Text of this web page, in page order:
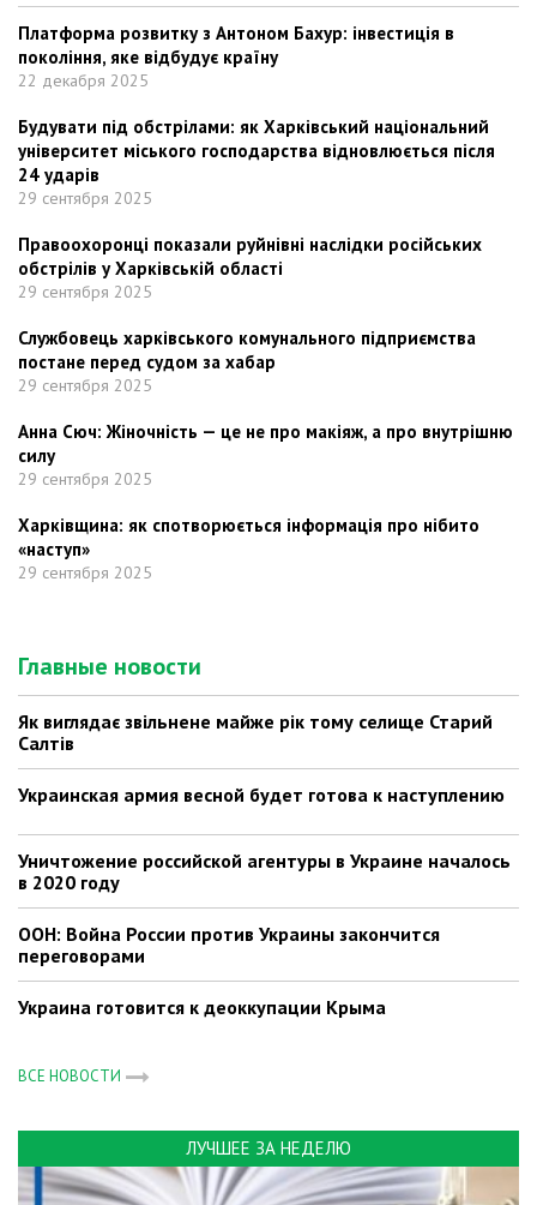
Платформа розвитку з Антоном Бахур: інвестиція в
покоління, яке відбудує країну
22 декабря 2025
Будувати під обстрілами: як Харківський національний
університет міського господарства відновлюється після
24 ударів
29 сентября 2025
Правоохоронці показали руйнівні наслідки російських
обстрілів у Харківській області
29 сентября 2025
Службовець харківського комунального підприємства
постане перед судом за хабар
29 сентября 2025
Анна Сюч: Жіночність — це не про макіяж, а про внутрішню
силу
29 сентября 2025
Харківщина: як спотворюється інформація про нібито
«наступ»
29 сентября 2025
Главные новости
Як виглядає звільнене майже рік тому селище Старий
Салтів
Украинская армия весной будет готова к наступлению
Уничтожение российской агентуры в Украине началось
в 2020 году
ООН: Война России против Украины закончится
переговорами
Украина готовится к деоккупации Крыма
ВСЕ НОВОСТИ
ЛУЧШЕЕ ЗА НЕДЕЛЮ